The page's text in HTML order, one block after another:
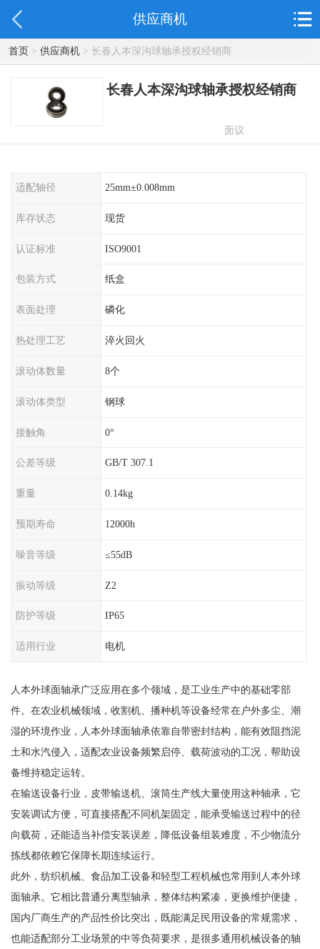
供应商机
首页> 供应商机> 长春人本深沟球轴承授权经销商
长春人本深沟球轴承授权经销商
面议
适配轴径 25mm±0.008mm
库存状态 现货
认证标准 ISO9001
包装方式 纸盒
表面处理 磷化
热处理工艺 淬火回火
滚动体数量 8个
滚动体类型 钢球
接触角 0°
公差等级 GB/T 307.1
重量 0.14kg
预期寿命 12000h
噪音等级 ≤55dB
振动等级 Z2
防护等级 IP65
适用行业 电机
人本外球面轴承广泛应用在多个领域，是工业生产中的基础零部
件。在农业机械领域，收割机、播种机等设备经常在户外多尘、潮
湿的环境作业，人本外球面轴承依靠自带密封结构，能有效阻挡泥
土和水汽侵入，适配农业设备频繁启停、载荷波动的工况，帮助设
备维持稳定运转。
在输送设备行业，皮带输送机、滚筒生产线大量使用这种轴承，它
安装调试方便，可直接搭配不同机架固定，能承受输送过程中的径
向载荷，还能适当补偿安装误差，降低设备组装难度，不少物流分
拣线都依赖它保障长期连续运行。
此外，纺织机械、食品加工设备和轻型工程机械也常用到人本外球
面轴承。它相比普通分离型轴承，整体结构紧凑，更换维护便捷，
国内厂商生产的产品性价比突出，既能满足民用设备的常规需求，
也能适配部分工业场景的中等负荷要求，是很多通用机械设备的轴